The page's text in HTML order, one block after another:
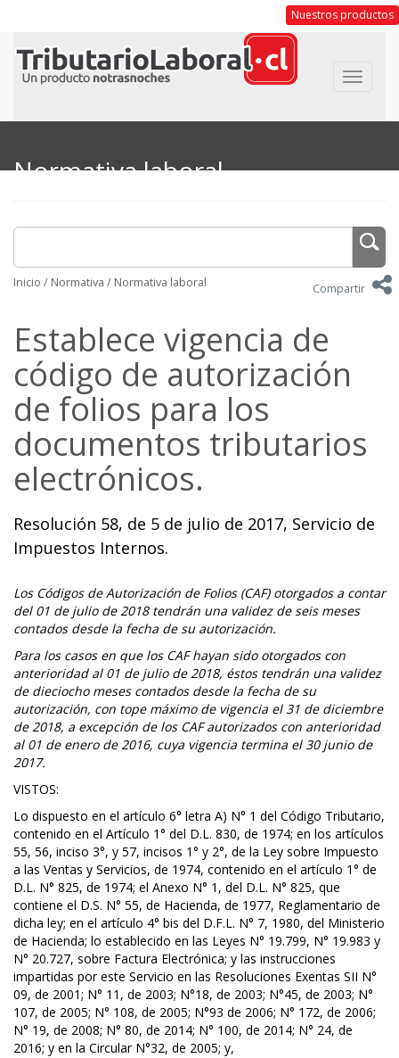
Nuestros productos
Toggle
Normativa laboral
Inicio / Normativa / Normativa laboral Compartir
Establece vigencia de
código de autorización
de folios para los
documentos tributarios
electrónicos.
Resolución 58, de 5 de julio de 2017, Servicio de
Impuestos Internos.
Los Códigos de Autorización de Folios (CAF) otorgados a contar
del 01 de julio de 2018 tendrán una validez de seis meses
contados desde la fecha de su autorización.
Para los casos en que los CAF hayan sido otorgados con
anterioridad al 01 de julio de 2018, éstos tendrán una validez
de dieciocho meses contados desde la fecha de su
autorización, con tope máximo de vigencia el 31 de diciembre
de 2018, a excepción de los CAF autorizados con anterioridad
al 01 de enero de 2016, cuya vigencia termina el 30 junio de
2017.
VISTOS:
Lo dispuesto en el artículo 6° letra A) N° 1 del Código Tributario,
contenido en el Artículo 1° del D.L. 830, de 1974; en los artículos
55, 56, inciso 3°, y 57, incisos 1° y 2°, de la Ley sobre Impuesto
a las Ventas y Servicios, de 1974, contenido en el artículo 1° de
D.L. N° 825, de 1974; el Anexo N° 1, del D.L. N° 825, que
contiene el D.S. N° 55, de Hacienda, de 1977, Reglamentario de
dicha ley; en el artículo 4° bis del D.F.L. N° 7, 1980, del Ministerio
de Hacienda; lo establecido en las Leyes N° 19.799, N° 19.983 y
N° 20.727, sobre Factura Electrónica; y las instrucciones
impartidas por este Servicio en las Resoluciones Exentas SII N°
09, de 2001; N° 11, de 2003; N°18, de 2003; N°45, de 2003; N°
107, de 2005; N° 108, de 2005; N°93 de 2006; N° 172, de 2006;
N° 19, de 2008; N° 80, de 2014; N° 100, de 2014; N° 24, de
2016; y en la Circular N°32, de 2005; y,